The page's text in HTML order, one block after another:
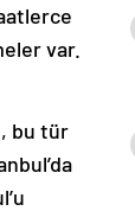
var.
bu tür